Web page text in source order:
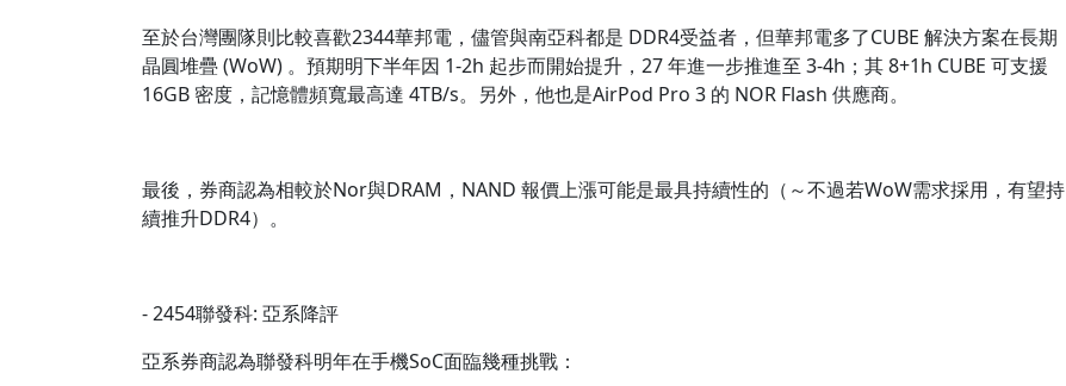
至於台灣團隊則比較喜歡2344華邦電，儘管與南亞科都是 DDR4受益者，但華邦電多了CUBE 解決方案在長期
晶圓堆疊 (WoW) 。預期明下半年因 1-2h 起步而開始提升，27 年進一步推進至 3-4h；其 8+1h CUBE 可支援
16GB 密度，記憶體頻寬最高達 4TB/s。另外，他也是AirPod Pro 3 的 NOR Flash 供應商。
最後，券商認為相較於Nor與DRAM，NAND 報價上漲可能是最具持續性的（～不過若WoW需求採用，有望持
續推升DDR4）。
- 2454聯發科: 亞系降評
亞系券商認為聯發科明年在手機SoC面臨幾種挑戰：